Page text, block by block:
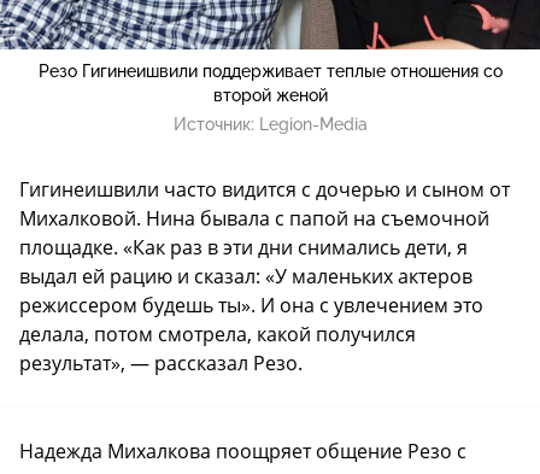
Резо Гигинеишвили поддерживает теплые отношения со
второй женой
Источник:
Legion-Media
Гигинеишвили часто видится с дочерью и сыном от
Михалковой. Нина бывала с папой на съемочной
площадке. «Как раз в эти дни снимались дети, я
выдал ей рацию и сказал: «У маленьких актеров
режиссером будешь ты». И она с увлечением это
делала, потом смотрела, какой получился
результат», — рассказал Резо.
Надежда Михалкова поощряет общение Резо с